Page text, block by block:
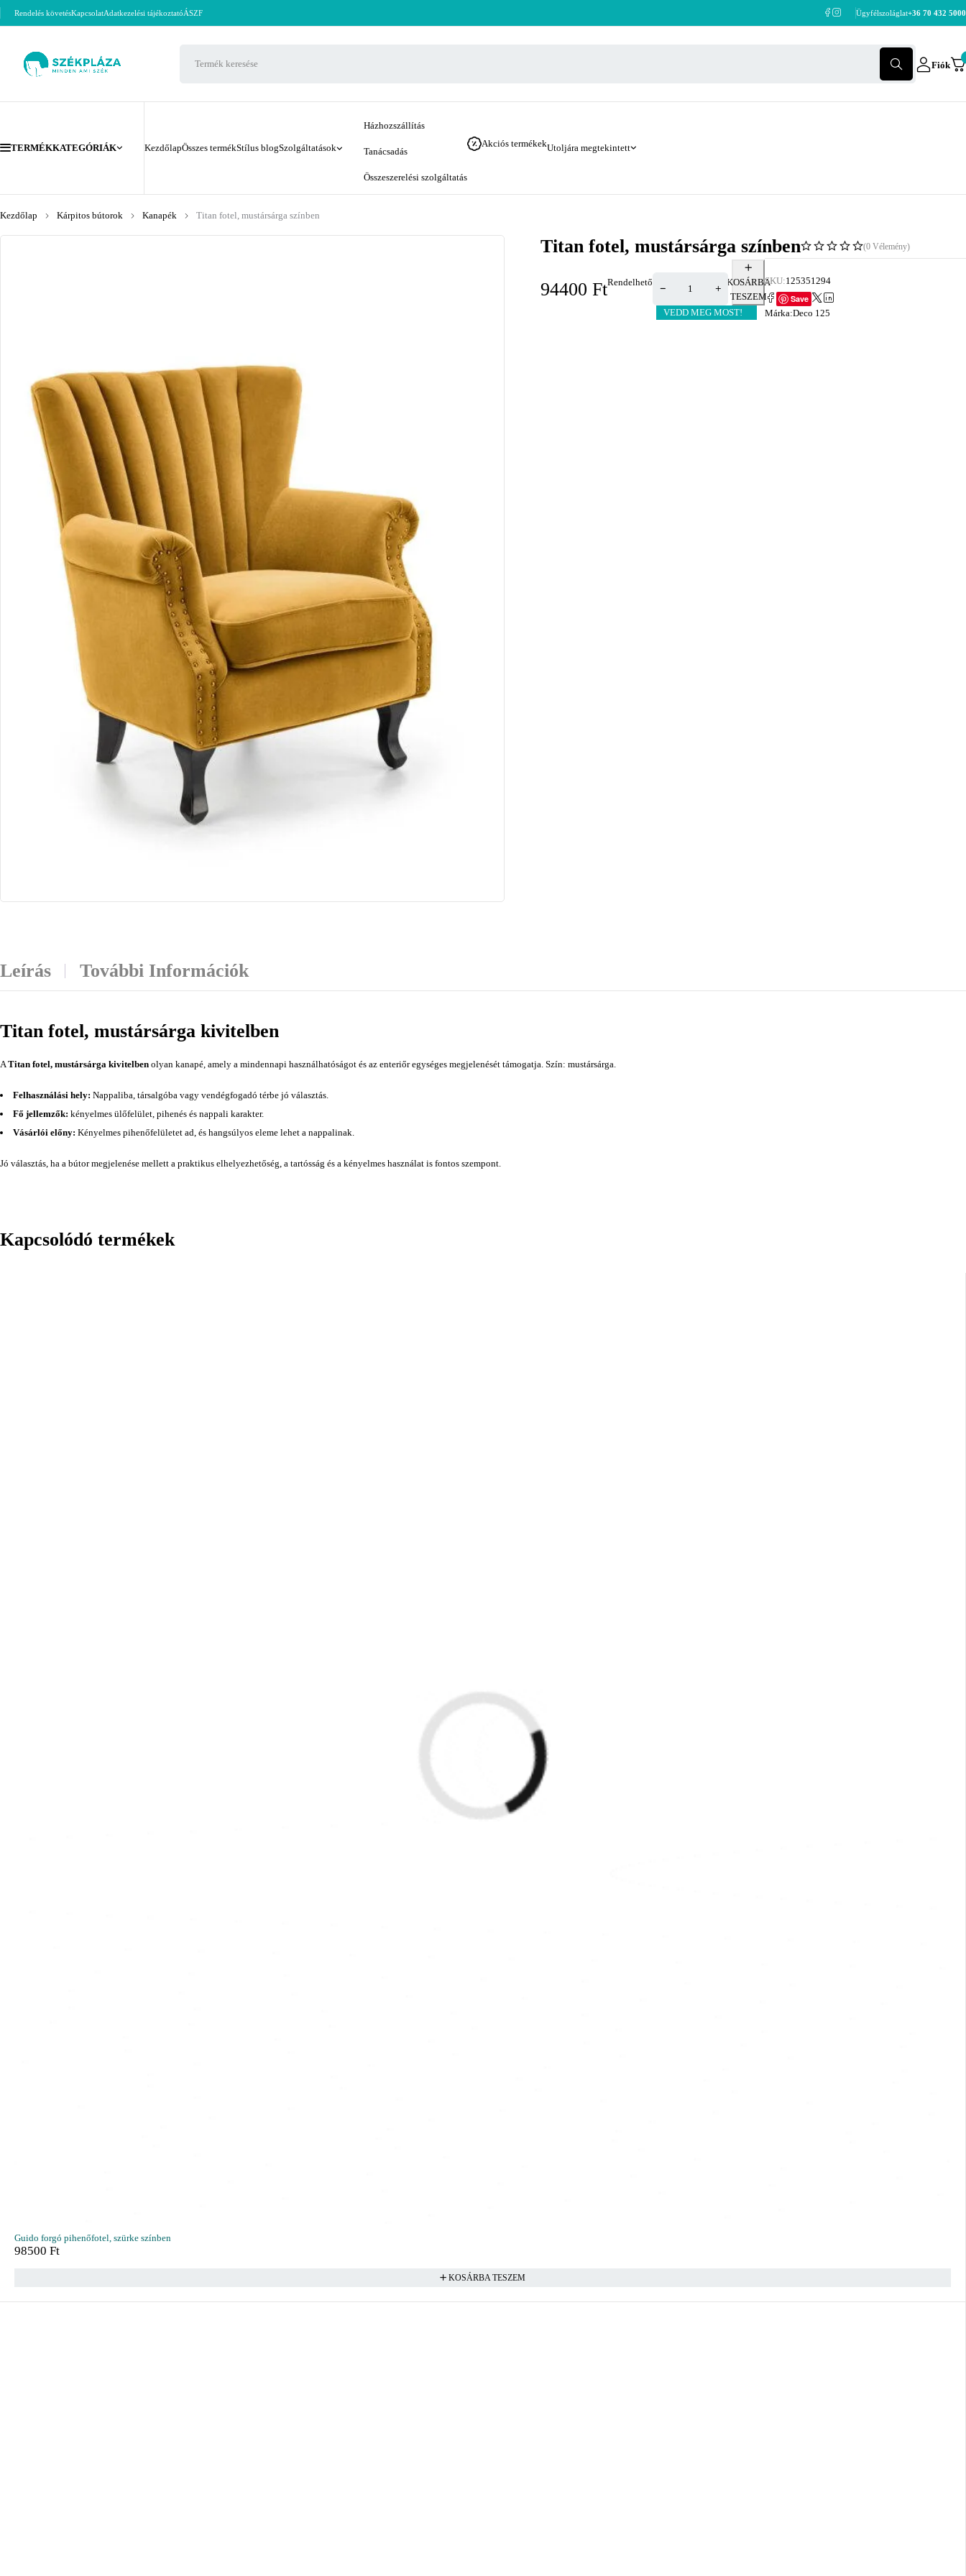
Rendelés követésKapcsolatAdatkezelési tájékoztatóÁSZF Ügyfélszoláglat+36 70 432 5000
Fiók
TERMÉKKATEGÓRIÁK KezdőlapÖsszes termékStílus blogSzolgáltatások
Házhozszállítás
Tanácsadás
Összeszerelési szolgáltatás
Akciós termékekUtoljára megtekintett
Kezdőlap Kárpitos bútorok Kanapék Titan fotel, mustársárga színben
Titan fotel, mustársárga színben (0 Vélemény)
94400 FtRendelhető
KOSÁRBA
TESZEM
VEDD MEG MOST!
SKU:125351294
Save
Márka:Deco 125
Leírás További Információk
Titan fotel, mustársárga kivitelben
ATitan fotel, mustársárga kivitelben olyan kanapé, amely a mindennapi használhatóságot és az enteriőr egységes megjelenését támogatja. Szín: mustársárga.
Felhasználási hely: Nappaliba, társalgóba vagy vendégfogadó térbe jó választás.
Fő jellemzők: kényelmes ülőfelület, pihenés és nappali karakter.
Vásárlói előny: Kényelmes pihenőfelületet ad, és hangsúlyos eleme lehet a nappalinak.
Jó választás, ha a bútor megjelenése mellett a praktikus elhelyezhetőség, a tartósság és a kényelmes használat is fontos szempont.
Kapcsolódó termékek
Guido forgó pihenőfotel, szürke színben
98500 Ft
KOSÁRBA TESZEM